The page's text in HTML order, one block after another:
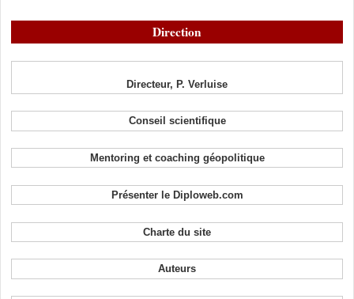
Direction
Directeur, P. Verluise
Conseil scientifique
Mentoring et coaching géopolitique
Présenter le Diploweb.com
Charte du site
Auteurs